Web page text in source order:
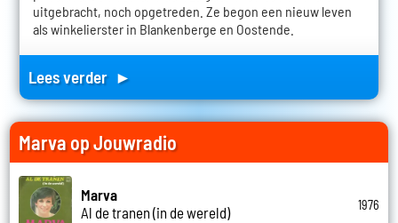
uitgebracht, noch opgetreden. Ze begon een nieuw leven
als winkelierster in Blankenberge en Oostende.
Lees verder ►
Marva op Jouwradio
Marva
Al de tranen (in de wereld)
1976